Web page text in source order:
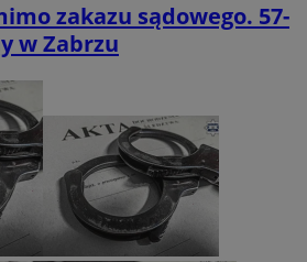
zakazu sądowego. 57-
w Zabrzu